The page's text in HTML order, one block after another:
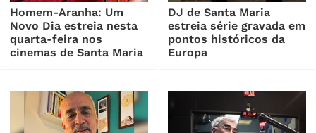
Homem-Aranha: Um
Novo Dia estreia nesta
quarta-feira nos
cinemas de Santa Maria
DJ de Santa Maria
estreia série gravada em
pontos históricos da
Europa